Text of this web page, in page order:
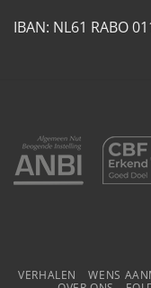
IBAN: NL61 RABO
VERHALEN WENS